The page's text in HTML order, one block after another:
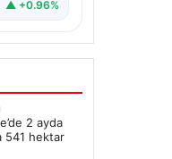
▲ +0.96%
2 ayda
541 hektar